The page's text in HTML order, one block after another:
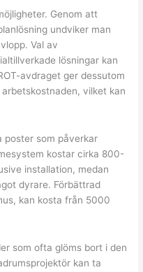
Genom att
undviker man
Val av
lösningar kan
avdraget ger dessutom
vilket kan
poster som påverkar
kostar cirka 800-
installation, medan
dyrare. Förbättrad
kan kosta från 5000
som ofta glöms bort i den
kan ta